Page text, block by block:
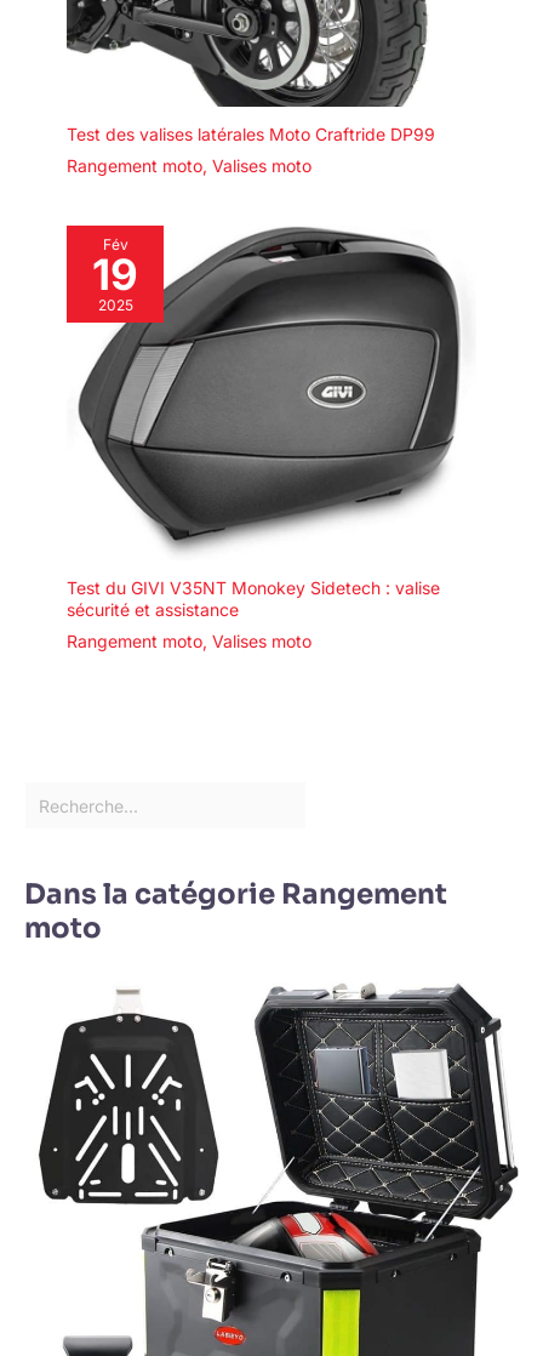
Test des valises latérales Moto Craftride DP99
Rangement moto, Valises moto
Fév
19
2025
Test du GIVI V35NT Monokey Sidetech : valise
sécurité et assistance
Rangement moto, Valises moto
Dans la catégorie Rangement
moto